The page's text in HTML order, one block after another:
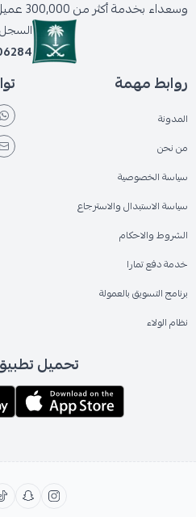
وسعداء بخدمة أكثر من 300,000 عميل حول المملكة.
روابط مهمة
المدونة
من نحن
سياسة الخصوصية
سياسة الاستبدال والاسترجاع
الشروط والاحكام
خدمة دفع تمارا
برنامج التسويق بالعمولة
نظام الولاء
تحميل